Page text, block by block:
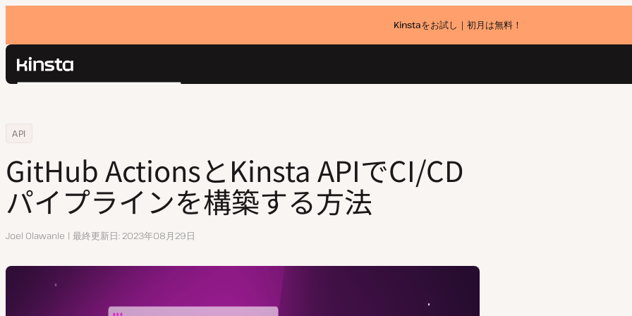
Kinstaをお試し｜初月は無料！
Kinsta®
お問い合わせ
検
Home
リソースセンター
API
GitHub ActionsとKinsta APIでCI/CDパイプラインを構築する方法
GitHub ActionsとKinsta APIでCI/CD
パイプラインを構築する方法
執
Joel Olawanle 最終更新日 2023年08月29日